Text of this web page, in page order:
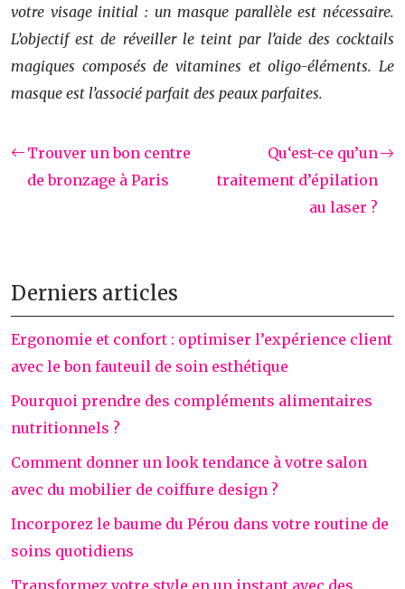
votre visage initial : un masque parallèle est nécessaire.
L’objectif est de réveiller le teint par l’aide des cocktails
magiques composés de vitamines et oligo-éléments. Le
masque est l’associé parfait des peaux parfaites.
Trouver un bon centre
de bronzage à Paris
Qu‘est-ce qu’un
traitement d’épilation
au laser ?
Derniers articles
Ergonomie et confort : optimiser l’expérience client
avec le bon fauteuil de soin esthétique
Pourquoi prendre des compléments alimentaires
nutritionnels ?
Comment donner un look tendance à votre salon
avec du mobilier de coiffure design ?
Incorporez le baume du Pérou dans votre routine de
soins quotidiens
Transformez votre style en un instant avec des